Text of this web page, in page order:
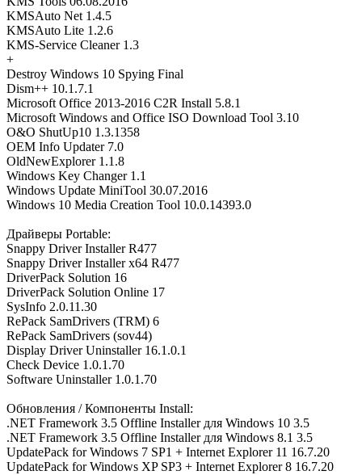
KMSAuto Net 1.4.5
KMSAuto Lite 1.2.6
KMS-Service Cleaner 1.3
+
Destroy Windows 10 Spying Final
Dism++ 10.1.7.1
Microsoft Office 2013-2016 C2R Install 5.8.1
Microsoft Windows and Office ISO Download Tool 3.10
O&O ShutUp10 1.3.1358
OEM Info Updater 7.0
OldNewExplorer 1.1.8
Windows Key Changer 1.1
Windows Update MiniTool 30.07.2016
Windows 10 Media Creation Tool 10.0.14393.0
Драйверы Portable:
Snappy Driver Installer R477
Snappy Driver Installer x64 R477
DriverPack Solution 16
DriverPack Solution Online 17
SysInfo 2.0.11.30
RePack SamDrivers (TRM) 6
RePack SamDrivers (sov44)
Display Driver Uninstaller 16.1.0.1
Check Device 1.0.1.70
Software Uninstaller 1.0.1.70
Обновления / Компоненты Install:
.NET Framework 3.5 Offline Installer для Windows 10 3.5
.NET Framework 3.5 Offline Installer для Windows 8.1 3.5
UpdatePack for Windows 7 SP1 + Internet Explorer 11 16.7.20
UpdatePack for Windows XP SP3 + Internet Explorer 8 16.7.20